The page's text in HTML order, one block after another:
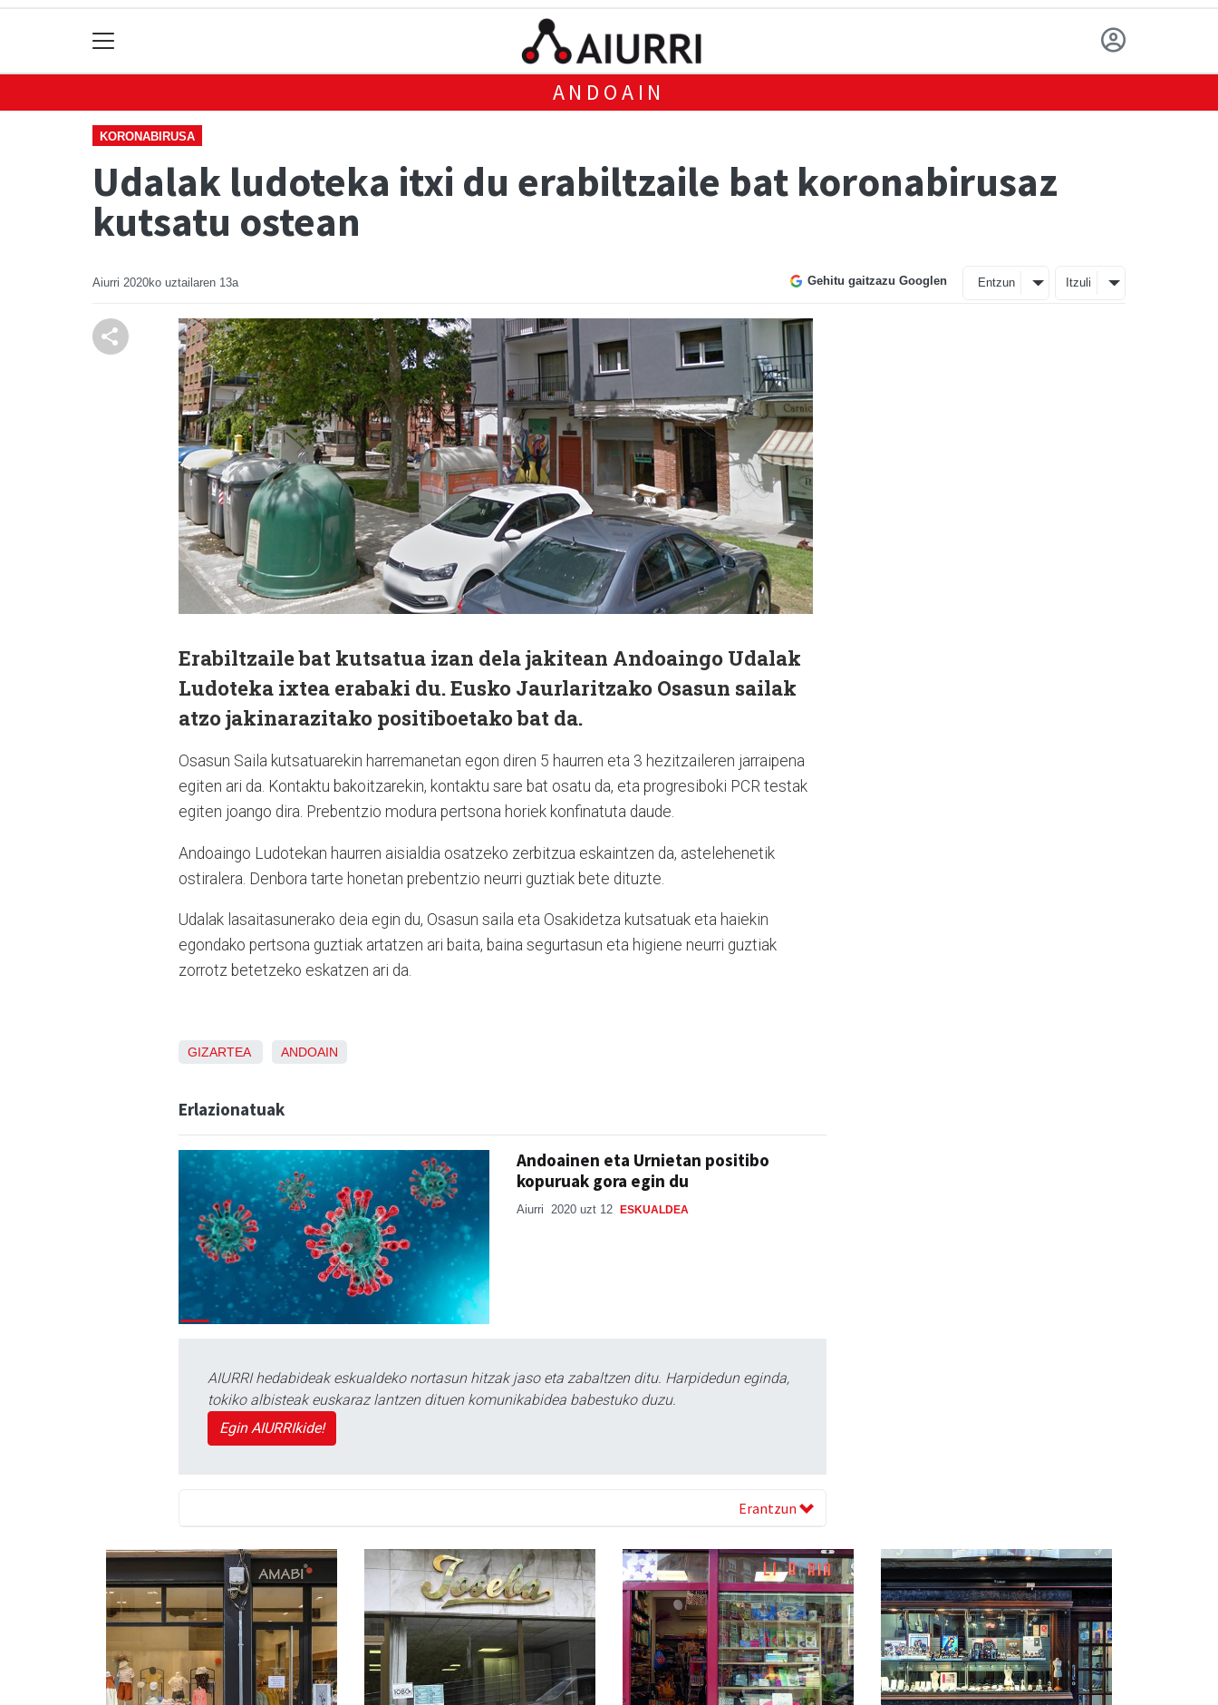
ANDOAIN
KORONABIRUSA
Udalak ludoteka itxi du erabiltzaile bat koronabirusaz
kutsatu ostean
Aiurri 2020ko uztailaren 13a Gehitu gaitzazu Googlen Entzun Itzuli
Erabiltzaile bat kutsatua izan dela jakitean Andoaingo Udalak
Ludoteka ixtea erabaki du. Eusko Jaurlaritzako Osasun sailak
atzo jakinarazitako positiboetako bat da.
Osasun Saila kutsatuarekin harremanetan egon diren 5 haurren eta 3 hezitzaileren jarraipena
egiten ari da. Kontaktu bakoitzarekin, kontaktu sare bat osatu da, eta progresiboki PCR testak
egiten joango dira. Prebentzio modura pertsona horiek konfinatuta daude.
Andoaingo Ludotekan haurren aisialdia osatzeko zerbitzua eskaintzen da, astelehenetik
ostiralera. Denbora tarte honetan prebentzio neurri guztiak bete dituzte.
Udalak lasaitasunerako deia egin du, Osasun saila eta Osakidetza kutsatuak eta haiekin
egondako pertsona guztiak artatzen ari baita, baina segurtasun eta higiene neurri guztiak
zorrotz betetzeko eskatzen ari da.
GIZARTEA ANDOAIN
Erlazionatuak
Andoainen eta Urnietan positibo
kopuruak gora egin du
Aiurri 2020 uzt 12 ESKUALDEA
AIURRI hedabideak eskualdeko nortasun hitzak jaso eta zabaltzen ditu. Harpidedun eginda,
tokiko albisteak euskaraz lantzen dituen komunikabidea babestuko duzu.
Egin AIURRIkide!
Erantzun